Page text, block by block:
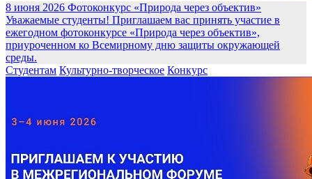
8 июня 2026 Фотоконкурс «Природа через объектив»
Уважаемые студенты! Приглашаем вас принять участие в
ежегодном фотоконкурсе «Природа через объектив»,
приуроченном ко Всемирному дню защиты окружающей
среды.
Студентам Культурно-творческое Конкурс